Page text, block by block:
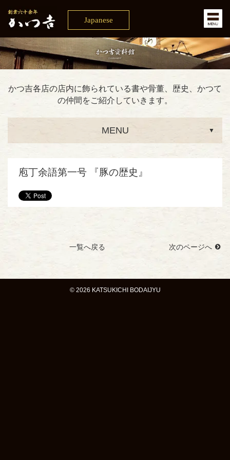
Japanese
かつ吉各店の店内に飾られている書や骨董、歴史、かつて
の仲間をご紹介していきます。
庖丁余語第一号 『豚の歴史』
一覧へ戻る 次のページへ
© 2026 KATSUKICHI BODAIJYU